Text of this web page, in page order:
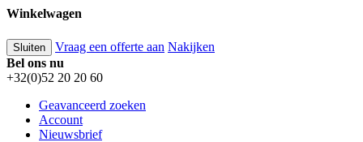
Winkelwagen
Sluiten Vraag een offerte aan Nakijken
Bel ons nu
+32(0)52 20 20 60
Geavanceerd zoeken
Account
Nieuwsbrief